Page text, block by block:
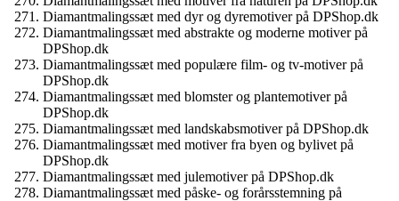
Diamantmalingssæt med dyr og dyremotiver på DPShop.dk
Diamantmalingssæt med abstrakte og moderne motiver på
DPShop.dk
Diamantmalingssæt med populære film- og tv-motiver på
DPShop.dk
Diamantmalingssæt med blomster og plantemotiver på
DPShop.dk
Diamantmalingssæt med landskabsmotiver på DPShop.dk
Diamantmalingssæt med motiver fra byen og bylivet på
DPShop.dk
Diamantmalingssæt med julemotiver på DPShop.dk
Diamantmalingssæt med påske- og forårsstemning på